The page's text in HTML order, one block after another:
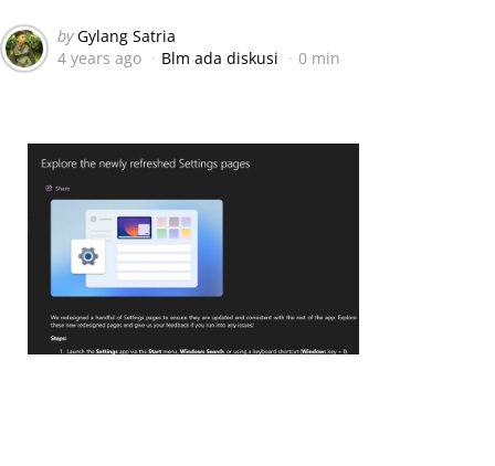
Posted
by
by Gylang Satria
4 years ago
Blm ada diskusi 0 min